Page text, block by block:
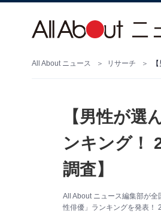
All About ニュース リサーチ
【男性が選
ンキング！
調査】
All About ニュース編集部が
性俳優」ランキングを発表！